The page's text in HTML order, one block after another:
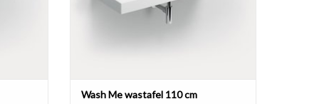
Wash Me wastafel 110 cm